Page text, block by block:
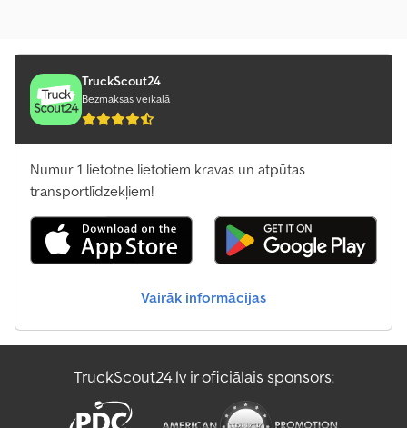
TruckScout24
Bezmaksas veikalā
Numur 1 lietotne lietotiem kravas un atpūtas
transportlīdzekļiem!
Vairāk informācijas
TruckScout24.lv ir oficiālais sponsors: